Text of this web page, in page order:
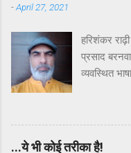
-April 27, 2021
हरिशंकर
प्रसाद
व्यवस्थित
कहा जाए
बौद्धिक
में बँधी हुई
...ये भी कोई तरीका है!